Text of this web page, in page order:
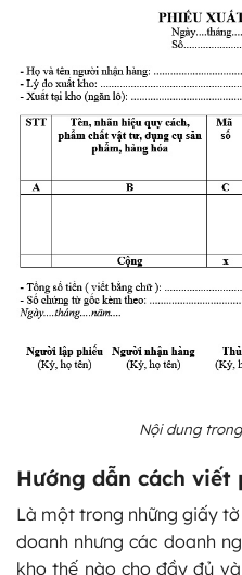
Nội dung
Hướng dẫn cách viết
Là một trong những giấy
doanh nhưng các doanh
kho thế nào cho đầy đủ